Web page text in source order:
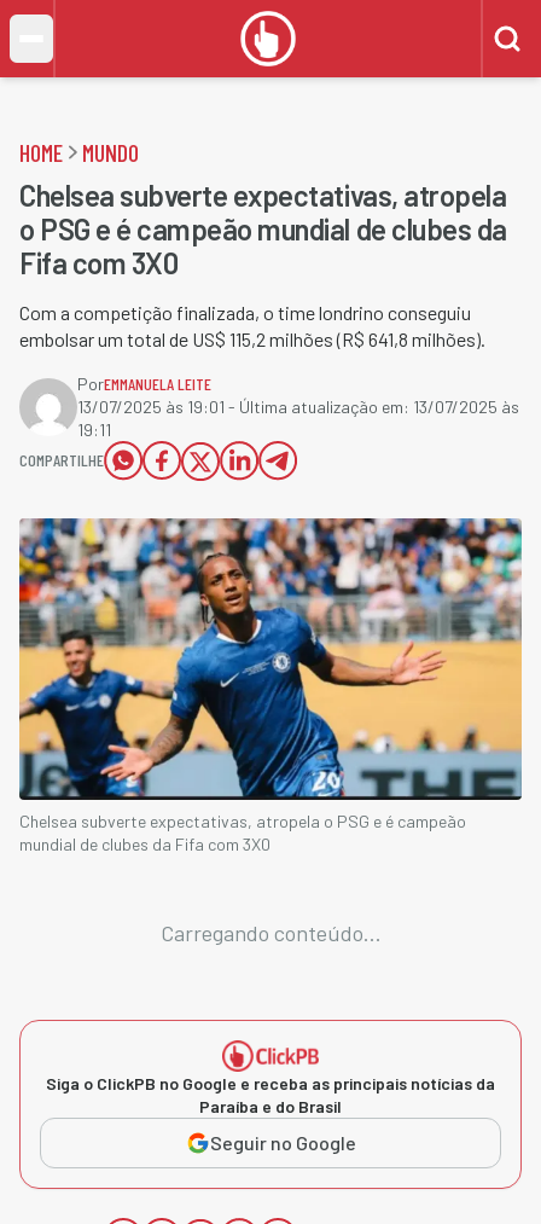
HOME MUNDO
Chelsea subverte expectativas, atropela
o PSG e é campeão mundial de clubes da
Fifa com 3X0
Com a competição finalizada, o time londrino conseguiu
embolsar um total de US$ 115,2 milhões (R$ 641,8 milhões).
PorEMMANUELA LEITE
13/07/2025 às 19:01 - Última atualização em: 13/07/2025 às
19:11
COMPARTILHE
Chelsea subverte expectativas, atropela o PSG e é campeão
mundial de clubes da Fifa com 3X0
Carregando conteúdo...
Siga o ClickPB no Google e receba as principais notícias da
Paraíba e do Brasil
Seguir no Google